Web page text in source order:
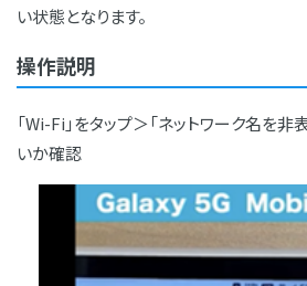
い状態となります。
操作説明
「Wi-Fi」をタップ＞「ネットワーク名を
いか確認